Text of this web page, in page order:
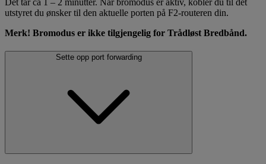
Det tar ca 1 – 2 minutter. Når bromodus er aktiv, kobler du til det
utstyret du ønsker til den aktuelle porten på F2-routeren din.
Merk! Bromodus er ikke tilgjengelig for Trådløst Bredbånd.
Sette opp port forwarding